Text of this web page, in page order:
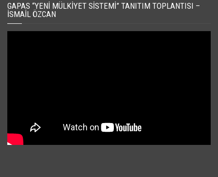
GAPAS “YENI MÜLKIYET SISTEMI” TANITIM TOPLANTISI –
İSMAIL ÖZCAN